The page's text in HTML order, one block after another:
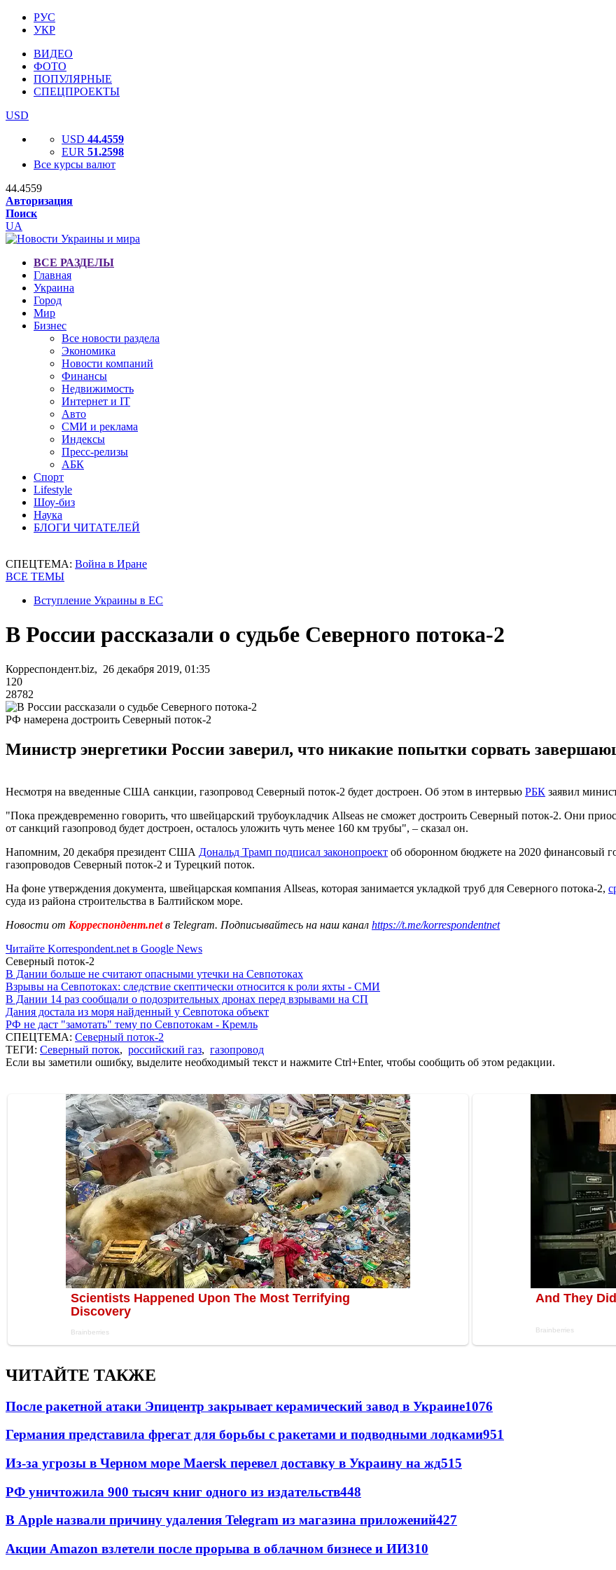
РУС
УКР
ВИДЕО
ФОТО
ПОПУЛЯРНЫЕ
СПЕЦПРОЕКТЫ
USD
USD 44.4559
EUR 51.2598
Все курсы валют
44.4559
Авторизация
Поиск
UA
ВСЕ РАЗДЕЛЫ
Главная
Украина
Город
Мир
Бизнес
Все новости раздела
Экономика
Новости компаний
Финансы
Недвижимость
Интернет и IT
Авто
СМИ и реклама
Индексы
Пресс-релизы
АБК
Спорт
Lifestyle
Шоу-биз
Наука
БЛОГИ ЧИТАТЕЛЕЙ
СПЕЦТЕМА: Война в Иране
ВСЕ ТЕМЫ
Вступление Украины в ЕС
В России рассказали о судьбе Северного потока-2
Корреспондент.biz, 26 декабря 2019, 01:35
120
28782
РФ намерена достроить Северный поток-2
Министр энергетики России заверил, что никакие попытки сорвать
Несмотря на введенные США санкции, газопровод Северный поток-2 будет достроен. Об этом в интервью РБК заявил
"Пока преждевременно говорить, что швейцарский трубоукладчик Allseas не сможет достроить Северный поток-2. Они
от санкций газопровод будет достроен, осталось уложить чуть менее 160 км трубы", – сказал он.
Напомним, 20 декабря президент США Дональд Трамп подписал законопроект об оборонном бюджете на 2020 финансовый
газопроводов Северный поток-2 и Турецкий поток.
На фоне утверждения документа, швейцарская компания Allseas, которая занимается укладкой труб для Северного потока-2,
суда из района строительства в Балтийском море.
Новости от Корреспондент.netв Telegram. Подписывайтесь на наш канал https://t.me/korrespondentnet
Читайте Korrespondent.net в Google News
Северный поток-2
В Дании больше не считают опасными утечки на Севпотоках
Взрывы на Севпотоках: следствие скептически относится к роли яхты - СМИ
В Дании 14 раз сообщали о подозрительных дронах перед взрывами на СП
Дания достала из моря найденный у Севпотока объект
РФ не даст "замотать" тему по Севпотокам - Кремль
СПЕЦТЕМА: Северный поток-2
ТЕГИ: Северный поток, российский газ, газопровод
Если вы заметили ошибку, выделите необходимый текст и нажмите Ctrl+Enter, чтобы сообщить об этом редакции.
ЧИТАЙТЕ ТАКЖЕ
После ракетной атаки Эпицентр закрывает керамический завод в Украине1076
Германия представила фрегат для борьбы с ракетами и подводными лодками951
Из-за угрозы в Черном море Maersk перевел доставку в Украину на жд515
РФ уничтожила 900 тысяч книг одного из издательств448
В Apple назвали причину удаления Telegram из магазина приложений427
Акции Amazon взлетели после прорыва в облачном бизнесе и ИИ310